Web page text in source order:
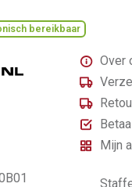
bereikbaar
Over
Mijn